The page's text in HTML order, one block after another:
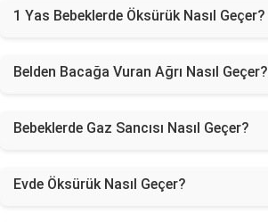
1 Yas Bebeklerde Öksürük Nasıl Geçer?
Belden Bacağa Vuran Ağrı Nasıl Geçer?
Bebeklerde Gaz Sancısı Nasıl Geçer?
Evde Öksürük Nasıl Geçer?